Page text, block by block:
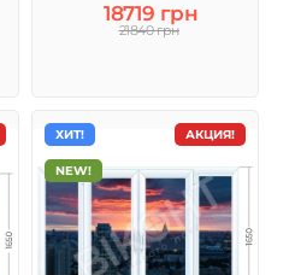
18719 грн
21840 грн
АКЦИЯ!
ХИТ!
NEW!